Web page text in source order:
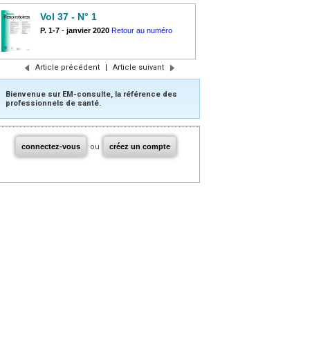
Vol 37 - N° 1
P. 1-7 - janvier 2020 Retour au numéro
Article précédent | Article suivant
Bienvenue sur EM-consulte, la référence des
professionnels de santé.
connectez-vous ou créez un compte